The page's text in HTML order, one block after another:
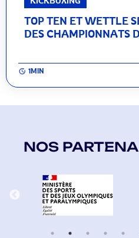
TOP TEN ET WETTLE
DES CHAMPIONNATS
1MIN
NOS